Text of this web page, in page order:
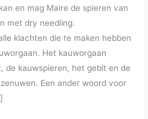
en mag Maire de spieren van
met dry needling.
klachten die te maken hebben
Het kauworgaan
de kauwspieren, het gebit en de
Een ander woord voor